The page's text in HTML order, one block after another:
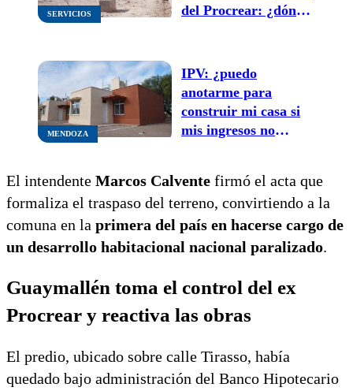
SERVICIOS
del Procrear: ¿dónde
MENDOZA
IPV: ¿puedo
anotarme para
construir mi casa si
mis ingresos no
programa?
El intendente Marcos Calvente firmó el acta que
formaliza el traspaso del terreno, convirtiendo a la
comuna en la primera del país en hacerse cargo de
un desarrollo habitacional nacional paralizado.
Guaymallén toma el control del ex
Procrear y reactiva las obras
El predio, ubicado sobre calle Tirasso, había
quedado bajo administración del Banco Hipotecario